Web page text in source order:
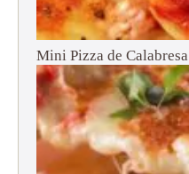
Mini Pizza de Calabresa